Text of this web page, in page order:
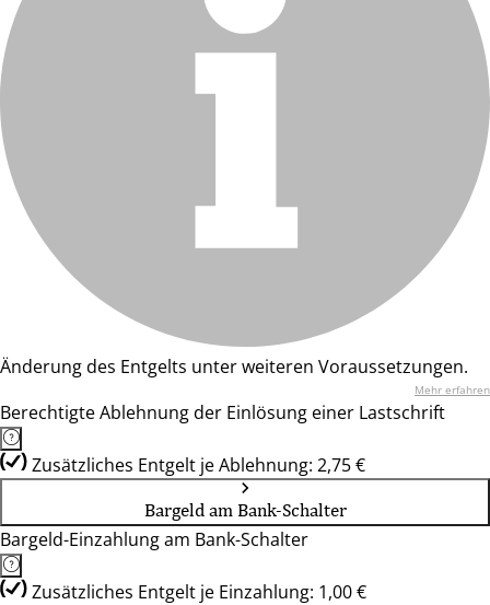
Änderung des Entgelts unter weiteren Voraussetzungen.
Mehr erfahren
Berechtigte Ablehnung der Einlösung einer Lastschrift
Zusätzliches Entgelt je Ablehnung: 2,75 €
Bargeld am Bank-Schalter
Bargeld-Einzahlung am Bank-Schalter
Zusätzliches Entgelt je Einzahlung: 1,00 €